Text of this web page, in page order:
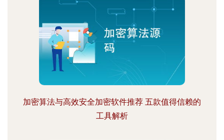
加密算法与高效安全加密软件推荐 五款值得信赖的
工具解析